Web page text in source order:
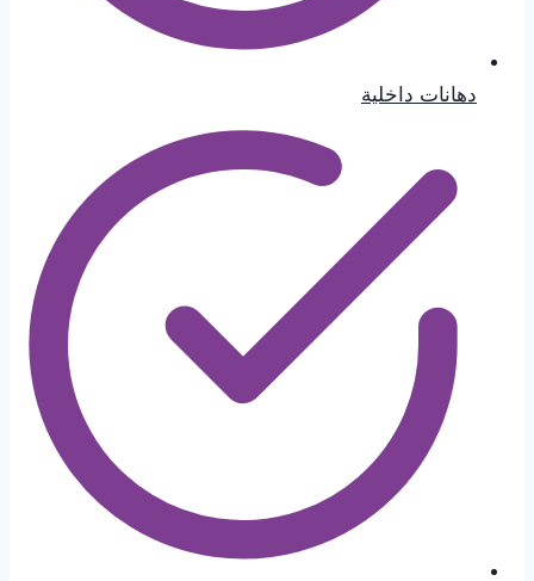
دهانات داخلية